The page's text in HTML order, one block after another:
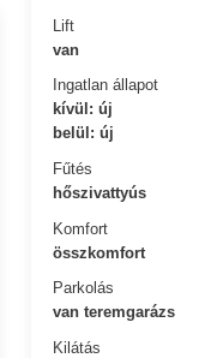
Lift
van
Ingatlan állapot
kívül: új
belül: új
Fűtés
hőszivattyús
Komfort
összkomfort
Parkolás
van teremgarázs
Kilátás